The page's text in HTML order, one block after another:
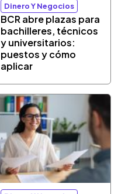
Dinero Y Negocios
BCR abre plazas para
bachilleres, técnicos
y universitarios:
puestos y cómo
aplicar